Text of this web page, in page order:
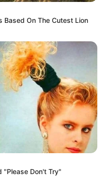
Based On The Cutest Lion
"Please Don't Try"